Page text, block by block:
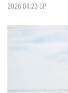
2026.04.23 UP